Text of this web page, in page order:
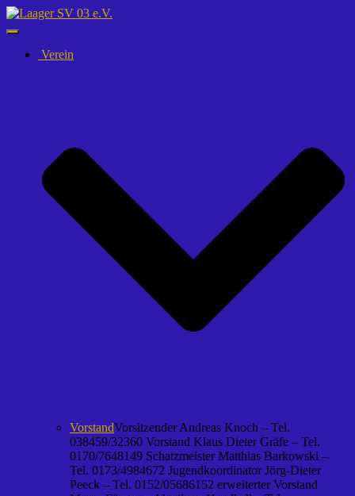
Navigation
umschalten
Verein
VorstandVorsitzender Andreas Knoch – Tel.
038459/32360 Vorstand Klaus Dieter Gräfe – Tel.
0170/7648149 Schatzmeister Matthias Barkowski –
Tel. 0173/4984672 Jugendkoordinator Jörg-Dieter
Peeck – Tel. 0152/05686152 erweiterter Vorstand